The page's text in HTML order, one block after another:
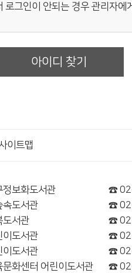
로그인이 안되는 경우 관리자에
아이디 찾기
이트맵
정보화도서관 ☎
속도서관
☎
도서관
☎
이도서관
☎
이도서관
☎
문화센터 어린이도서관
☎